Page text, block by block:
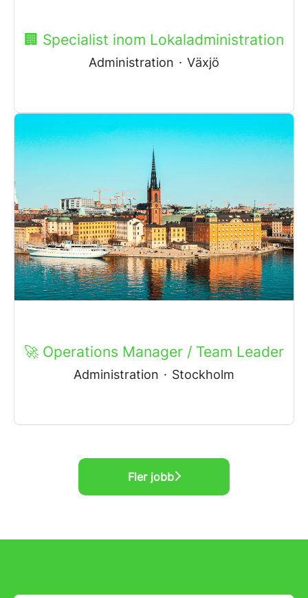
🏢 Specialist inom Lokaladministration
Administration · Växjö
🚀 Operations Manager / Team Leader
Administration · Stockholm
Fler jobb